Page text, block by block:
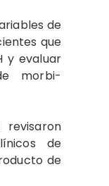
de
que
y evaluar
morbi-
de
de